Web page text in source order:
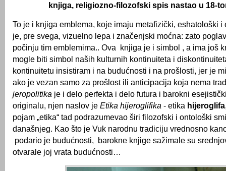
knjiga, religiozno-filozofski spis nastao u 18-
To je i knjiga emblema, koje imaju metafizički, eshatološki i
je, pre svega, vizuelno lepa i značenjski moćna: zato
počinju tim emblemima.. Ova knjiga je i simbol , a ima još
mogle biti simbol naših kulturnih kontinuiteta i
kontinuitetu insistiram i na budućnosti i na prošlosti, jer je
ako je vezan samo za prošlost ili anticipacija koja nema
jeropolitika je i delo perfekta i delo futura i barokni
originalu, njen naslov je Etika hijeroglifika - etika hijeroglifa
pojam „etika“ tad podrazumevao širi filozofski i ontološki
današnjeg. Kao što je Vuk narodnu tradiciju vrednosno
podario je budućnosti, barokne knjige sažimale su
otvarale joj vrata budućnosti…